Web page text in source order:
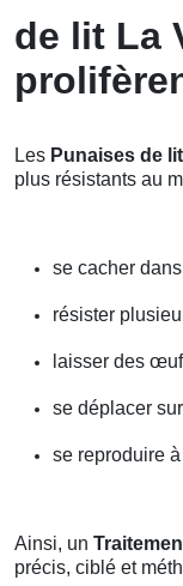
de lit La
Les Punaises de
plus résistants au
se cacher
résister
laisser des
se déplacer
se reproduire
Ainsi, un
précis, ciblé et